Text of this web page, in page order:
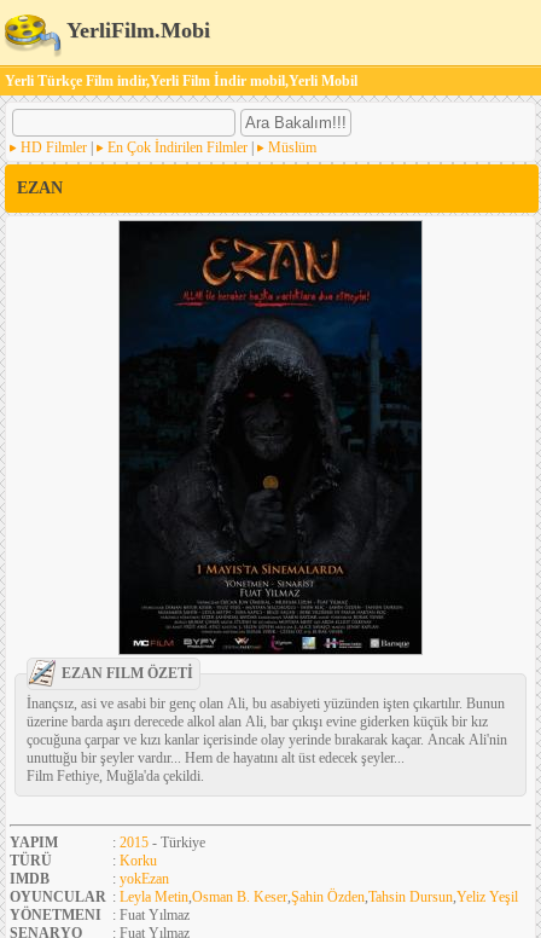
YerliFilm.Mobi
Yerli Türkçe Film indir,Yerli Film İndir mobil,Yerli Mobil
HD Filmler En Çok İndirilen Filmler Müslüm
EZAN
EZAN FILM ÖZETİ
İnançsız, asi ve asabi bir genç olan Ali, bu asabiyeti yüzünden işten çıkartılır. Bunun
üzerine barda aşırı derecede alkol alan Ali, bar çıkışı evine giderken küçük bir kız
çocuğuna çarpar ve kızı kanlar içerisinde olay yerinde bırakarak kaçar. Ancak Ali'nin
unuttuğu bir şeyler vardır... Hem de hayatını alt üst edecek şeyler...
Film Fethiye, Muğla'da çekildi.
YAPIM : 2015 - Türkiye
TÜRÜ
: Korku
IMDB
: yokEzan
OYUNCULAR : Leyla Metin Osman B. Keser Şahin Özden Tahsin Dursun Yeliz Yeşil
YÖNETMENI
: Fuat Yılmaz
SENARYO
: Fuat Yılmaz